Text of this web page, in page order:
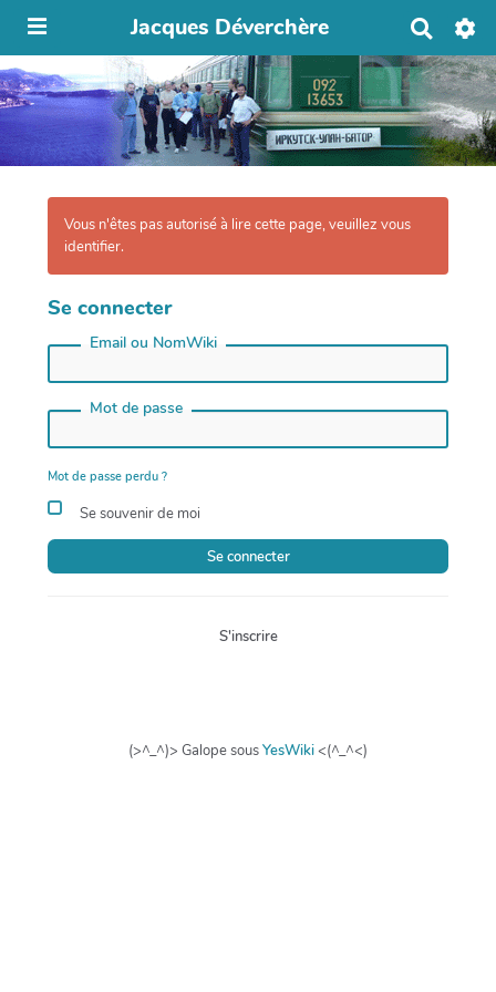
Jacques Déverchère
c
h
e
r
c
e
Vous n'êtes pas autorisé à lire cette page, veuillez vous
identifier.
Se connecter
Email ou NomWiki
Mot de passe
Mot de passe perdu ?
Se souvenir de moi
Se connecter
S'inscrire
(>^_^)> Galope sousYesWiki<(^_^<)